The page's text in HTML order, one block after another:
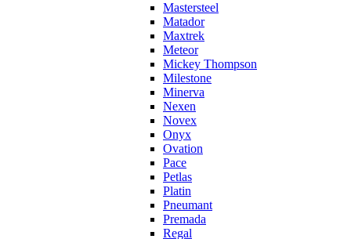
Mastersteel
Matador
Maxtrek
Meteor
Mickey Thompson
Milestone
Minerva
Nexen
Novex
Onyx
Ovation
Pace
Petlas
Platin
Pneumant
Premada
Regal